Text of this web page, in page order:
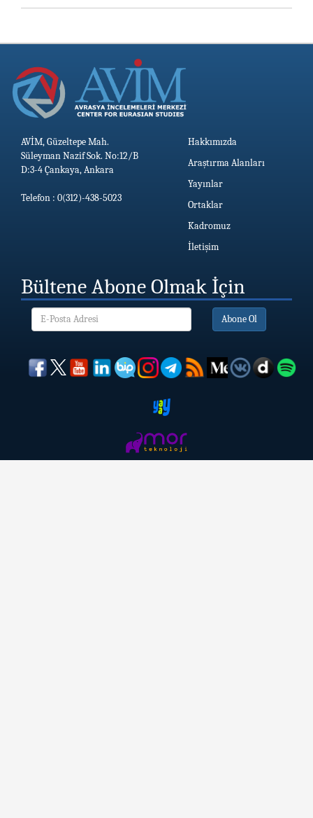
AVİM, Güzeltepe Mah.
Süleyman Nazif Sok. No:12/B
D:3-4 Çankaya, Ankara
Telefon : 0(312)-438-5023
Hakkımızda
Araştırma Alanları
Yayınlar
Ortaklar
Kadromuz
İletişim
Bültene Abone Olmak İçin
Abone Ol